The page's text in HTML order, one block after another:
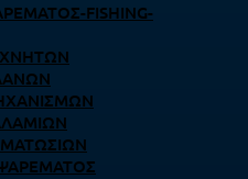
FISHING-